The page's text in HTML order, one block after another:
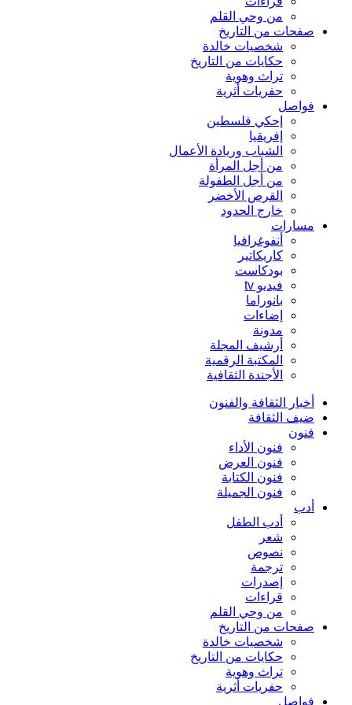
من وحي القلم
صفحات من التاريخ
شخصيات خالدة
حكايات من التاريخ
تراث وهوية
حفريات أثرية
فواصل
إحكي فلسطين
إفريقيا
الشباب وريادة الأعمال
من أجل المرأة
من أجل الطفولة
القرص الأخضر
خارج الحدود
مسارات
أنفوغرافيا
كاريكاتير
بودكاست
فيديو tv
بانوراما
إضاءات
مدونة
أرشيف المجلة
المكتبة الرقمية
الأجندة الثقافية
أخبار الثقافة والفنون
ضيف الثقافة
فنون
فنون الأداء
فنون العرض
فنون الكتابة
فنون الجميلة
أدب
أدب الطفل
شعر
نصوص
ترجمة
إصدرات
قراءات
من وحي القلم
صفحات من التاريخ
شخصيات خالدة
حكايات من التاريخ
تراث وهوية
حفريات أثرية
فواصل